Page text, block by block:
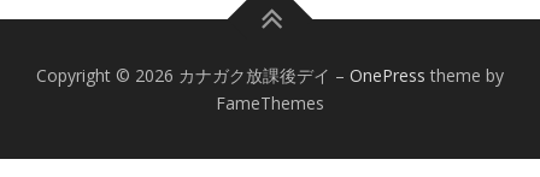
Copyright © 2026 カナガク放課後デイ – OnePress theme by
FameThemes